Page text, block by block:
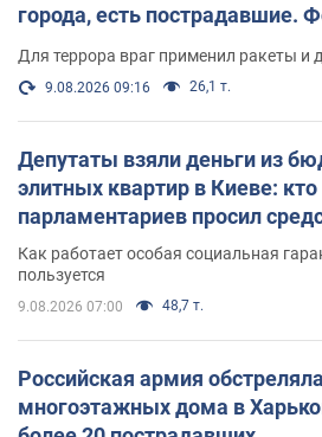
города, есть пострадавшие.
Для террора враг применил ракеты и
9.08.2026 09:16 26,1 т.
Депутаты взяли деньги из
элитных квартир в Киеве: кто
парламентариев просил
поселился
Как работает особая социальная
пользуется
9.08.2026 07:00 48,7 т.
Российская армия
многоэтажных дома в